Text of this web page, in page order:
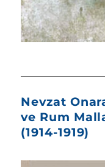
Nevzat
ve Rum
(1914-1919)